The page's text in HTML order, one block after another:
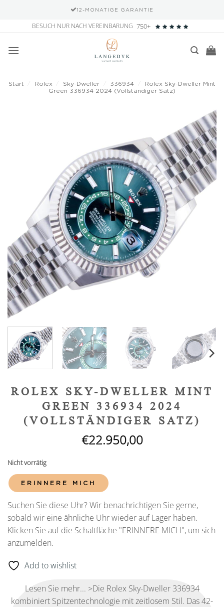
12-MONATIGE GARANTIE
springen
BESUCH NUR NACH VEREINBARUNG 750+
Start Rolex Sky-Dweller 336934
Rolex Sky-Dweller Mint
Green 336934 2024 (Vollständiger Satz)
Add to
wishlist
ROLEX SKY-DWELLER MINT
GREEN 336934 2024
(VOLLSTÄNDIGER SATZ)
€22.950,00
Nicht vorrätig
ERINNERE MICH
Suchen Sie diese Uhr? Wir benachrichtigen Sie gerne,
sobald wir eine ähnliche Uhr wieder auf Lager haben.
Klicken Sie auf die Schaltfläche "ERINNERE MICH", um sich
anzumelden.
Add to wishlist
Lesen Sie mehr... >Die Rolex Sky-Dweller 336934
kombiniert Spitzentechnologie mit zeitlosem Stil. Das 42-